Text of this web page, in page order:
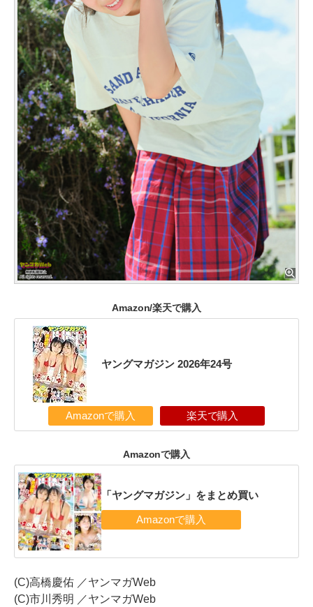
Amazon/楽天で購入
ヤングマガジン 2026年24号
Amazonで購入 楽天で購入
Amazonで購入
「ヤングマガジン」をまとめ買い
(C)高橋慶佑 ／ヤンマガWeb
(C)市川秀明 ／ヤンマガWeb